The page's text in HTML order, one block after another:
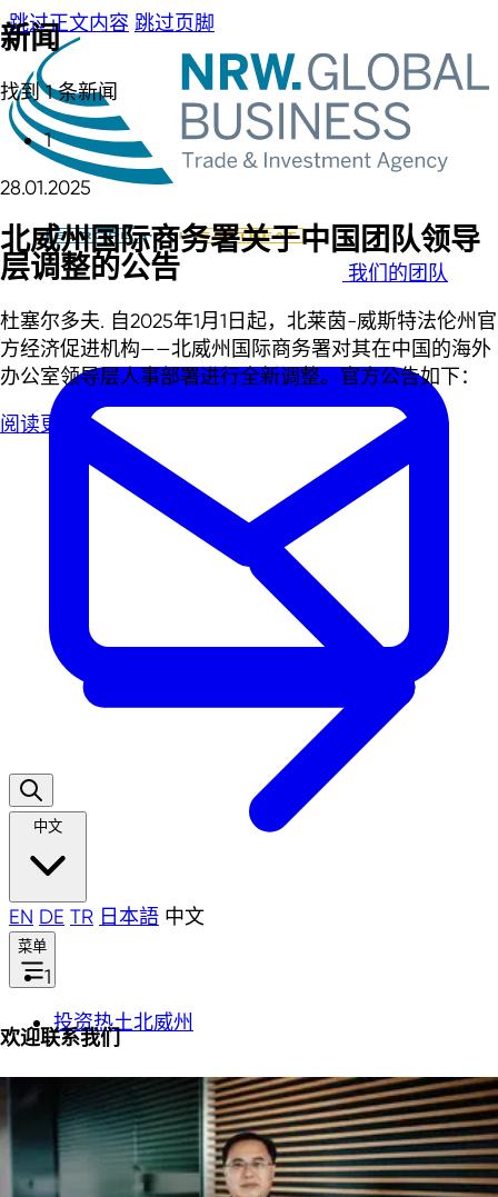
跳过正文内容 跳过页脚
我们的团队
中文
EN DE TR 日本語 中文
菜单
投资热土北威州
新闻
找到 1 条新闻
1
28.01.2025
北威州国际商务署关于中国团队领导
层调整的公告
杜塞尔多夫. 自2025年1月1日起，北莱茵-威斯特法伦州官
方经济促进机构——北威州国际商务署对其在中国的海外
办公室领导层人事部署进行全新调整。官方公告如下：
阅读更多
1
欢迎联系我们